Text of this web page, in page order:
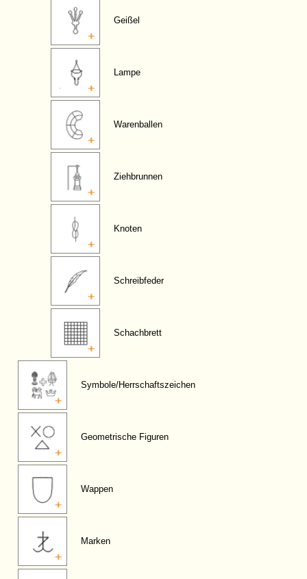
Geißel
Lampe
Warenballen
Ziehbrunnen
Knoten
Schreibfeder
Schachbrett
Symbole/Herrschaftszeichen
Geometrische Figuren
Wappen
Marken